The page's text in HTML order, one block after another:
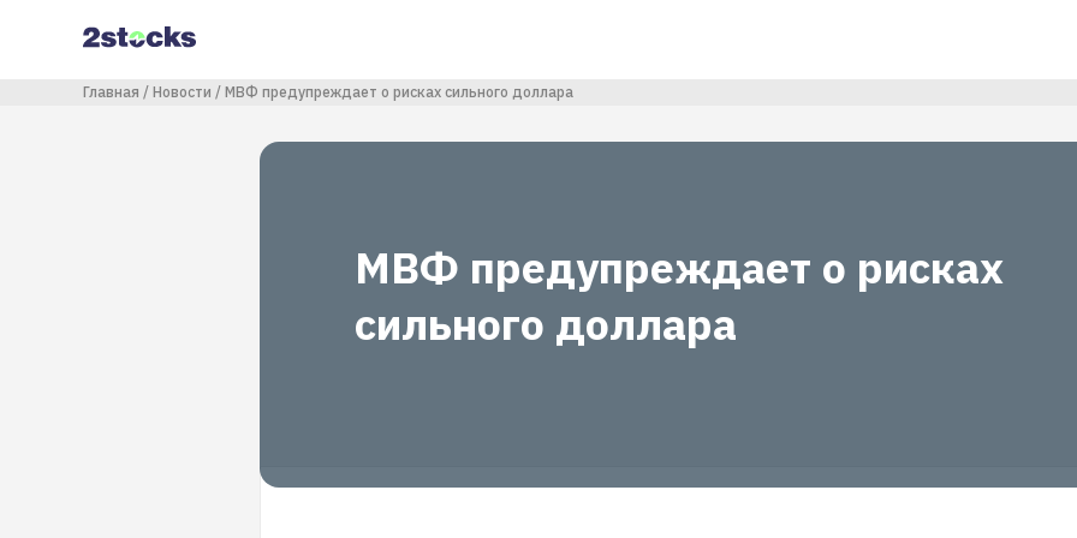
содержанию
Строка навигации
Главная Новости МВФ предупреждает о рисках сильного доллара
МВФ предупреждает о рисках
сильного доллара